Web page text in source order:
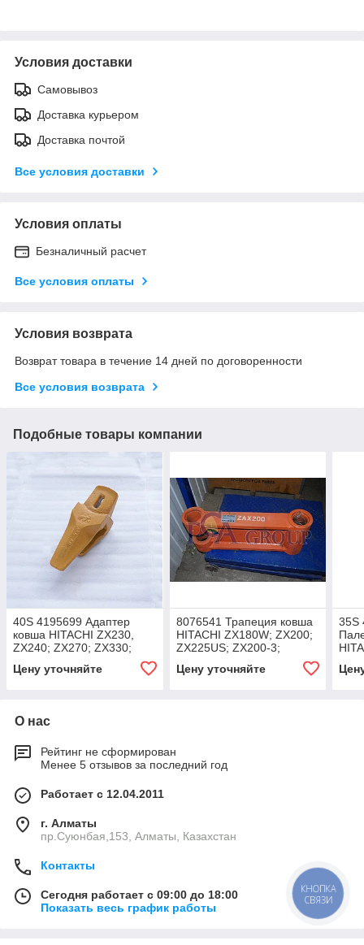
Условия доставки
Самовывоз
Доставка курьером
Доставка почтой
Все условия доставки
Условия оплаты
Безналичный расчет
Все условия оплаты
Условия возврата
Возврат товара в течение 14 дней по договоренности
Все условия возврата
Подобные товары компании
40S 4195699 Адаптер
ковша HITACHI ZX230,
ZX240; ZX270; ZX330;
Цену уточняйте
8076541 Трапеция ковша
HITACHI ZX180W; ZX200;
ZX225US; ZX200-3;
Цену уточняйте
35S
О нас
Рейтинг не сформирован
Менее 5 отзывов за последний год
Работает с 12.04.2011
г. Алматы
пр.Суюнбая,153, Алматы, Казахстан
Контакты
Сегодня работает с 09:00 до 18:00
Показать весь график работы
КНОПКА
СВЯЗИ